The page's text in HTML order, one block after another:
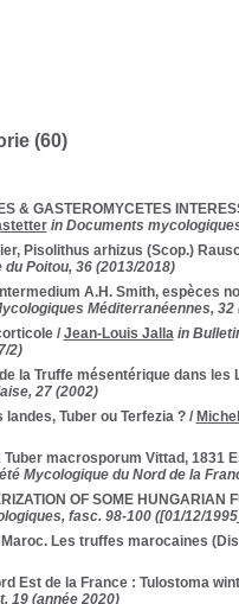
(60)
& GASTEROMYCETES
in Documents
Pisolithus arhizus (Scop.)
Poitou, 36 (2013/2018)
A.H. Smith, espèces
Méditerranéennes, 32
/ Jean-Louis Jalla in
2)
la Truffe mésentérique dans les
27 (2002)
Tuber ou Terfezia ?/
macrosporum Vittad, 1831
Mycologique du Nord de la
OF SOME HUNGARIAN
fasc. 98-100 ([01/12/
Les truffes marocaines
Est de la France : Tulostoma
19 (année 2020)